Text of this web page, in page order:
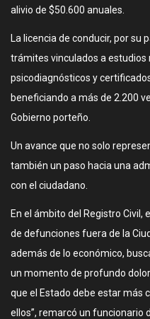
alivio de $50.600 anuales.
La licencia de conducir, por su
trámites vinculados a estudios
psicodiagnósticos y
beneficiando a más de 2.200
Gobierno porteño.
Un avance que no solo
también un paso hacia una
con el ciudadano.
En el ámbito del Registro
de defunciones fuera de la
además de lo económico,
un momento de profundo
que el Estado debe estar más
ellos”, remarcó un funcionario